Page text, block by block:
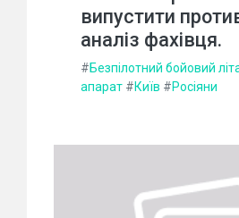
випустити
аналіз фахівця.
#Безпілотний бойовий
апарат #Київ #Росіяни